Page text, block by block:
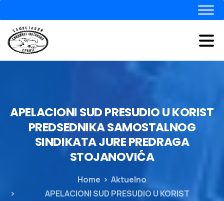
APELACIONI SUDPRESUDIOUKORIST
PREDSEDNIKASAMOSTALNOG
SINDIKATAJUREPREDRAGA
STOJANOVIĆA
Home
Aktuelno
APELACIONI SUD PRESUDIO U KORIST